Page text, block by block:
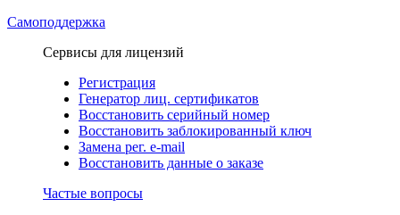
Самоподдержка
Сервисы для лицензий
Регистрация
Генератор лиц. сертификатов
Восстановить серийный номер
Восстановить заблокированный ключ
Замена рег. e-mail
Восстановить данные о заказе
Частые вопросы